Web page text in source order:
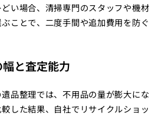
い場合、清掃専門のスタッフや機材
ことで、二度手間や追加費用を防ぐ
と査定能力
品整理では、不用品の量が膨大にな
した結果、自社でリサイクルショッ